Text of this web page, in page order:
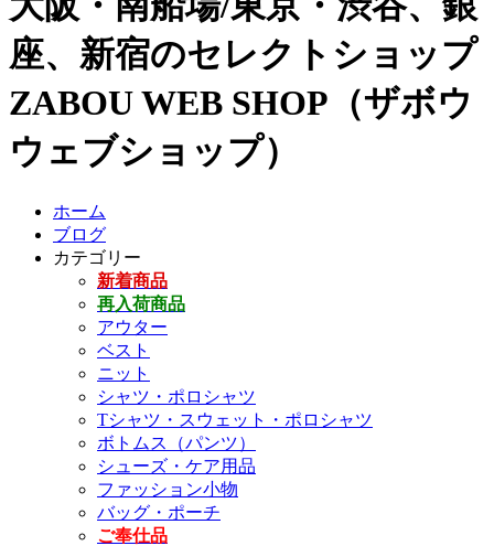
座、新宿のセレクトショップ
ZABOU WEB SHOP（ザボウ
ウェブショップ）
ホーム
ブログ
カテゴリー
新着商品
再入荷商品
アウター
ベスト
ニット
シャツ・ポロシャツ
Tシャツ・スウェット・ポロシャツ
ボトムス（パンツ）
シューズ・ケア用品
ファッション小物
バッグ・ポーチ
ご奉仕品